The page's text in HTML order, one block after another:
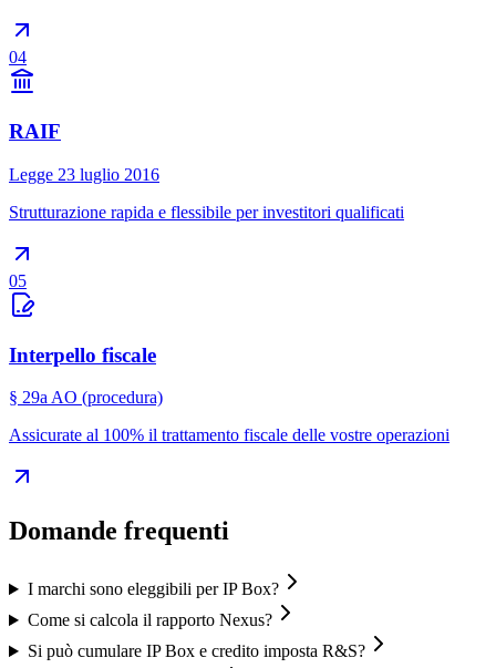
04
RAIF
Legge 23 luglio 2016
Strutturazione rapida e flessibile per investitori qualificati
05
Interpello fiscale
§ 29a AO (procedura)
Assicurate al 100% il trattamento fiscale delle vostre operazioni
Domande frequenti
I marchi sono eleggibili per IP Box?
Come si calcola il rapporto Nexus?
Si può cumulare IP Box e credito imposta R&S?